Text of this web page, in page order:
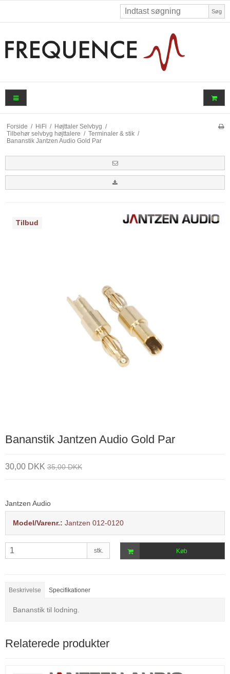
Søg
Forside / HiFi / Højttaler Selvbyg /
Tilbehør selvbyg højttalere / Terminaler & stik /
Bananstik Jantzen Audio Gold Par
Tilbud
Bananstik Jantzen Audio Gold Par
30,00 DKK 35,00 DKK
Jantzen Audio
Model/Varenr.: Jantzen 012-0120
stk. Køb
Beskrivelse Specifikationer
Bananstik til lodning.
Relaterede produkter